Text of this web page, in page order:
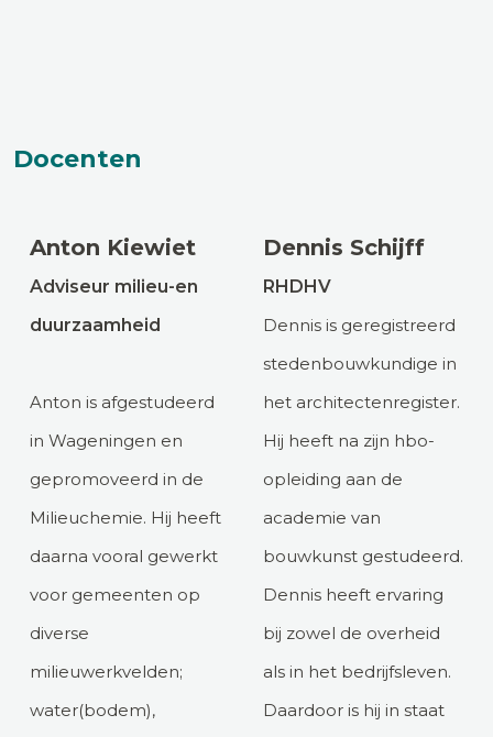
Docenten
Anton Kiewiet
Adviseur milieu-en
duurzaamheid
Anton is afgestudeerd
in Wageningen en
gepromoveerd in de
Milieuchemie. Hij heeft
daarna vooral gewerkt
voor gemeenten op
diverse
milieuwerkvelden;
water(bodem),
Dennis Schijff
RHDHV
Dennis is geregistreerd
stedenbouwkundige in
het architectenregister.
Hij heeft na zijn hbo-
opleiding aan de
academie van
bouwkunst gestudeerd.
Dennis heeft ervaring
bij zowel de overheid
als in het bedrijfsleven.
Daardoor is hij in staat